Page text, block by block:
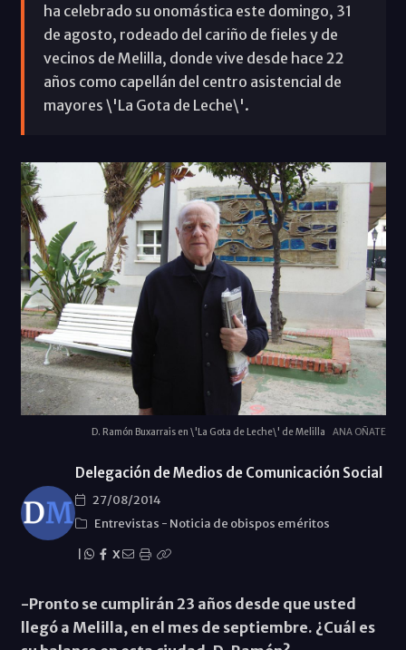
ha celebrado su onomástica este domingo, 31
de agosto, rodeado del cariño de fieles y de
vecinos de Melilla, donde vive desde hace 22
años como capellán del centro asistencial de
mayores \'La Gota de Leche\'.
D. Ramón Buxarrais en \'La Gota de Leche\' de Melilla ANA OÑATE
Delegación de Medios de Comunicación Social
27/08/2014
Entrevistas - Noticia de obispos eméritos
X
-Pronto se cumplirán 23 años desde que usted
llegó a Melilla, en el mes de septiembre. ¿Cuál es